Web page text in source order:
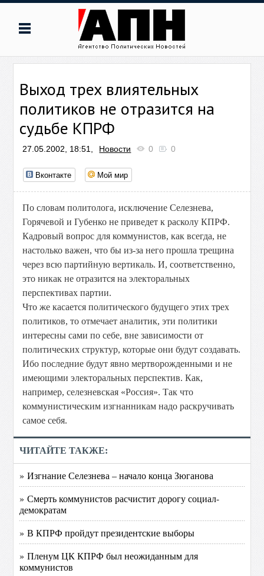
Выход трех влиятельных
политиков не отразится на
судьбе КПРФ
27.05.2002, 18:51, Новости 0 0
Вконтакте Мой мир
По словам политолога, исключение Селезнева,
Горячевой и Губенко не приведет к расколу КПРФ.
Кадровый вопрос для коммунистов, как всегда, не
настолько важен, что бы из-за него прошла трещина
через всю партийную вертикаль. И, соответственно,
это никак не отразится на электоральных
перспективах партии.
Что же касается политического будущего этих трех
политиков, то отмечает аналитик, эти политики
интересны сами по себе, вне зависимости от
политических структур, которые они будут создавать.
Ибо последние будут явно мертворожденными и не
имеющими электоральных перспектив. Как,
например, селезневская «Россия». Так что
коммунистическим изгнанникам надо раскручивать
самое себя.
ЧИТАЙТЕ ТАКЖЕ:
» Изгнание Селезнева – начало конца Зюганова
» Смерть коммунистов расчистит дорогу социал-
демократам
» В КПРФ пройдут президентские выборы
» Пленум ЦК КПРФ был неожиданным для
коммунистов